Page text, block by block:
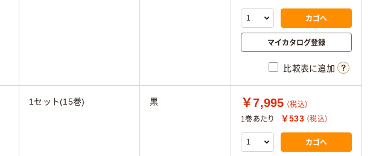
カゴへ
マイカタログ登録
比較表に追加
1セット(15巻) 黒 ￥7,995 （税込）
1巻あたり
￥533 （税込）
カゴへ